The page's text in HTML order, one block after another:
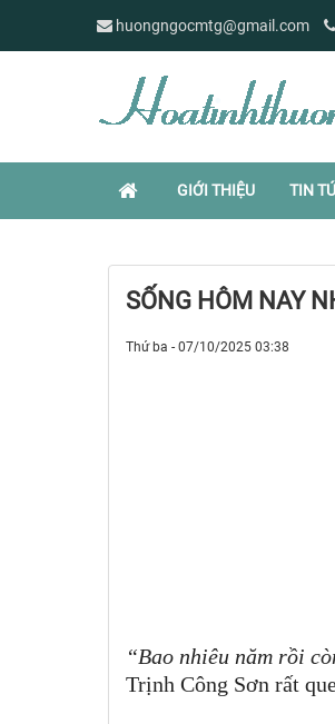
huongngocmtg@gmail.com
GIỚI THIỆU TIN
SỐNG HÔM NAY
Thứ ba - 07/10/2025 03:38
“Bao nhiêu năm rồi
Trịnh Công Sơn rất